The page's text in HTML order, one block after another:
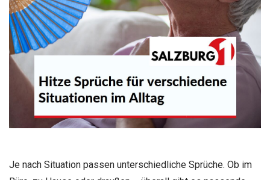
Je nach Situation passen unterschiedliche Sprüche. Ob im